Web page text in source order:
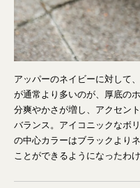
アッパーのネイビーに対して
が通常より多いのが、厚底の
分爽やかさが増し、アクセン
バランス。アイコニックなボ
の中心カラーはブラックより
ことができるようになったわけ